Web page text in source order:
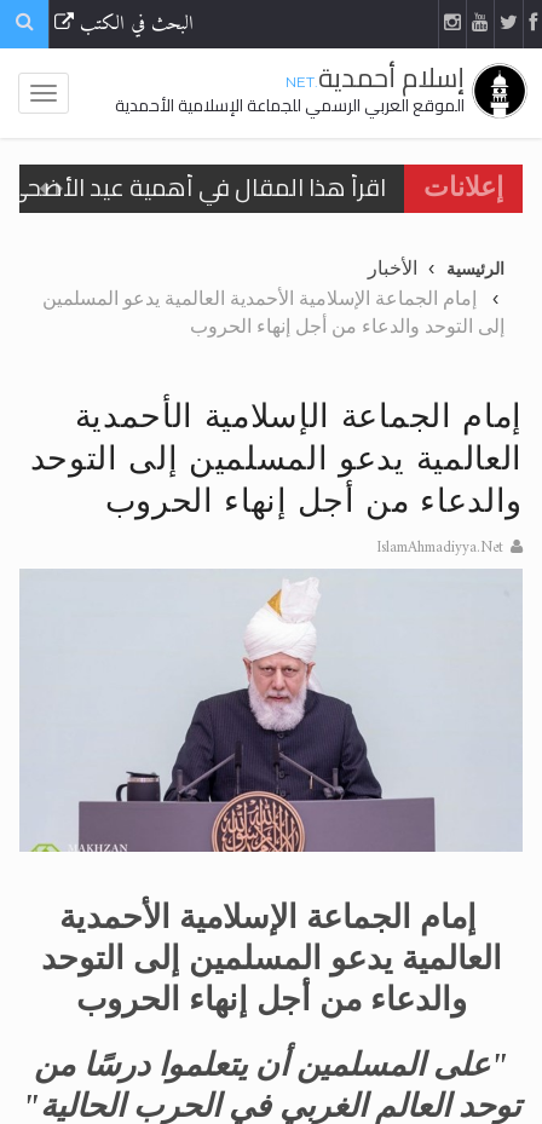
البحث في الكتب
إسلام أحمدية.NET
الموقع العربي الرسمي للجماعة الإسلامية الأحمدية
إعلانات
اقرأ هذا المقال في أهمية عيد
تعميم هامّ لأفراد الجماعة >> المزيد
تعميم هامّ لأفراد الجماعة >> المزيد
اقرأ هذا الكتاب وتعرّف على حقيقة
الحجّ.. دلالات، حِكم، وأهداف >> المزيد
اقرأ هذا المقال في أهمية عيد
الرئيسية
الأخبار
إمام الجماعة الإسلامية الأحمدية العالمية يدعو المسلمين
إلى التوحد والدعاء من أجل إنهاء الحروب
إمام الجماعة الإسلامية الأحمدية
العالمية يدعو المسلمين إلى التوحد
والدعاء من أجل إنهاء الحروب
IslamAhmadiyya.Net
إمام الجماعة الإسلامية الأحمدية
العالمية يدعو المسلمين إلى التوحد
والدعاء من أجل إنهاء الحروب
"على المسلمين أن يتعلموا درسًا من
توحد العالم الغربي في الحرب الحالية"